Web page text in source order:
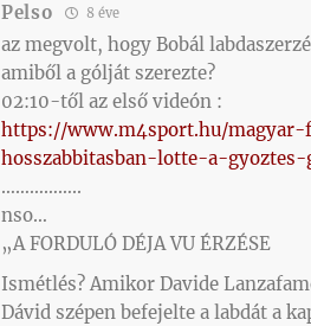
Pelso 8 éve
az megvolt, hogy Bobál
amiből a gólját szerezte?
02:10-től az első videón :
https://www.m4sport.hu/
hosszabbitasban-lotte-a-
……………..
nso…
„A FORDULÓ DÉJA VU ÉRZÉSE
Ismétlés? Amikor Davide
Dávid szépen befejelte a labdát a